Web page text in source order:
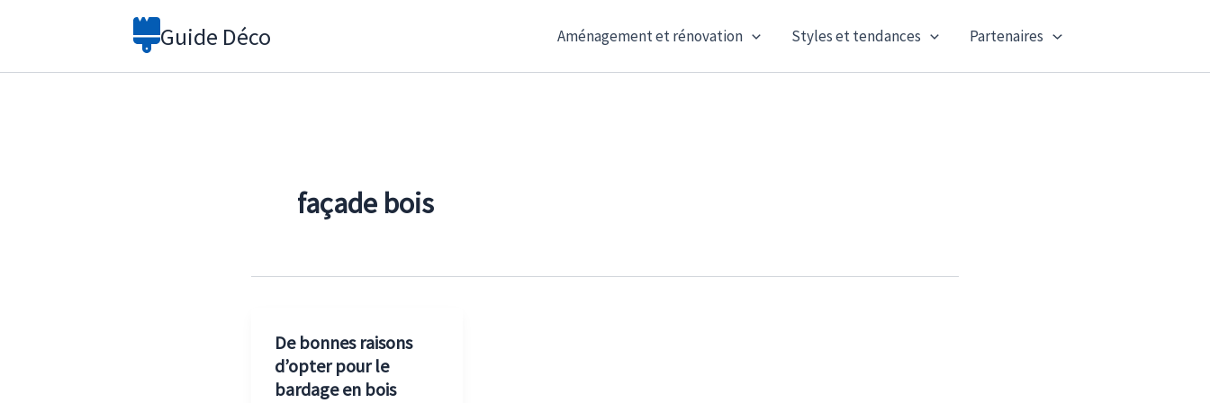
Guide Déco Aménagement et rénovation Styles et tendances Partenaires
façade bois
De bonnes raisons
d’opter pour le
bardage en bois